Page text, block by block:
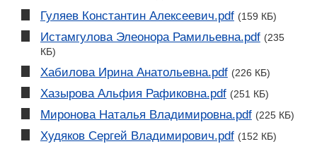
Гуляев Константин Алексеевич.pdf (159 КБ)
Истамгулова Элеонора Рамильевна.pdf (235
КБ)
Хабилова Ирина Анатольевна.pdf (226 КБ)
Хазырова Альфия Рафиковна.pdf (251 КБ)
Миронова Наталья Владимировна.pdf (225 КБ)
Худяков Сергей Владимирович.pdf (152 КБ)